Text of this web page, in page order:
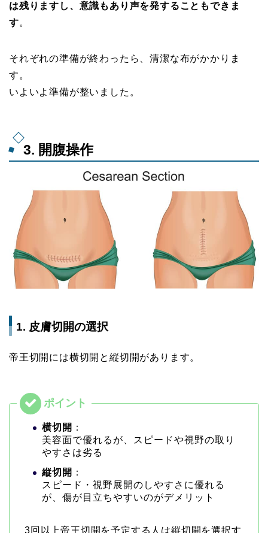
は残りますし、意識もあり声を発することもできま
す。
それぞれの準備が終わったら、清潔な布がかかりま
す。
いよいよ準備が整いました。
3. 開腹操作
1. 皮膚切開の選択
帝王切開には横切開と縦切開があります。
横切開 ：
美容面で優れるが、スピードや視野の取り
やすさは劣る
縦切開 ：
スピード・視野展開のしやすさに優れる
が、傷が目立ちやすいのがデメリット
3回以上帝王切開を予定する人は縦切開を選択す